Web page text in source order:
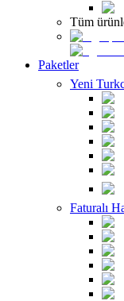
Tüm
Paketler
Yeni
Faturalı